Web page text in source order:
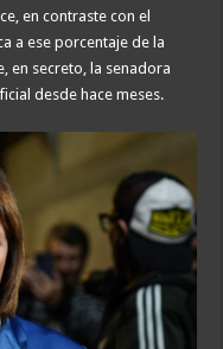
en contraste con el
a ese porcentaje de la
en secreto, la senadora
desde hace meses.